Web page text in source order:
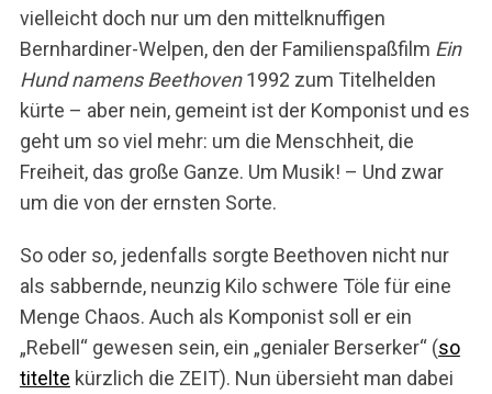
vielleicht doch nur um den mittelknuffigen
Bernhardiner-Welpen, den der Familienspaßfilm Ein
Hund namens Beethoven1992 zum Titelhelden
kürte – aber nein, gemeint ist der Komponist und es
geht um so viel mehr: um die Menschheit, die
Freiheit, das große Ganze. Um Musik! – Und zwar
um die von der ernsten Sorte.
So oder so, jedenfalls sorgte Beethoven nicht nur
als sabbernde, neunzig Kilo schwere Töle für eine
Menge Chaos. Auch als Komponist soll er ein
„Rebell“ gewesen sein, ein „genialer Berserker“ (so
titelte kürzlich die ZEIT). Nun übersieht man dabei